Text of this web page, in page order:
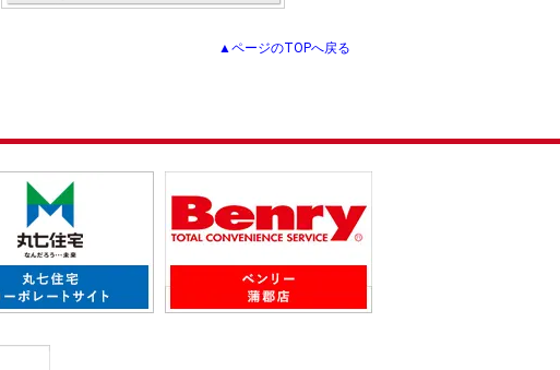
▲ページのTOPへ戻る